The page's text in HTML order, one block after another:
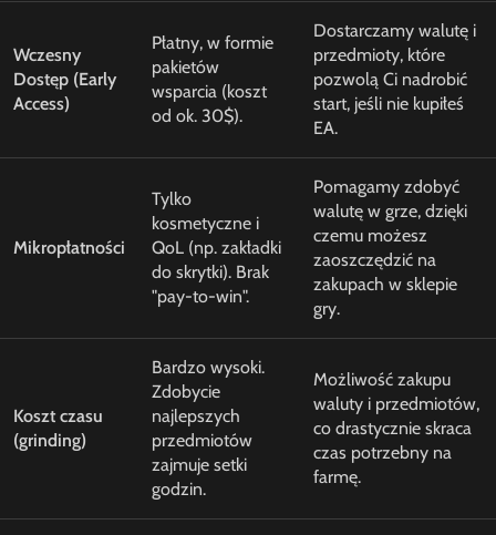
Wczesny
Dostęp (Early
Access)
Płatny, w formie
pakietów
wsparcia (koszt
od ok. 30$).
Dostarczamy walutę i
przedmioty, które
pozwolą Ci nadrobić
start, jeśli nie kupiłeś
EA.
Mikropłatności
Tylko
kosmetyczne i
QoL (np. zakładki
do skrytki). Brak
"pay-to-win".
Pomagamy zdobyć
walutę w grze, dzięki
czemu możesz
zaoszczędzić na
zakupach w sklepie
gry.
Koszt czasu
(grinding)
Bardzo wysoki.
Zdobycie
najlepszych
przedmiotów
zajmuje setki
godzin.
Możliwość zakupu
waluty i przedmiotów,
co drastycznie skraca
czas potrzebny na
farmę.